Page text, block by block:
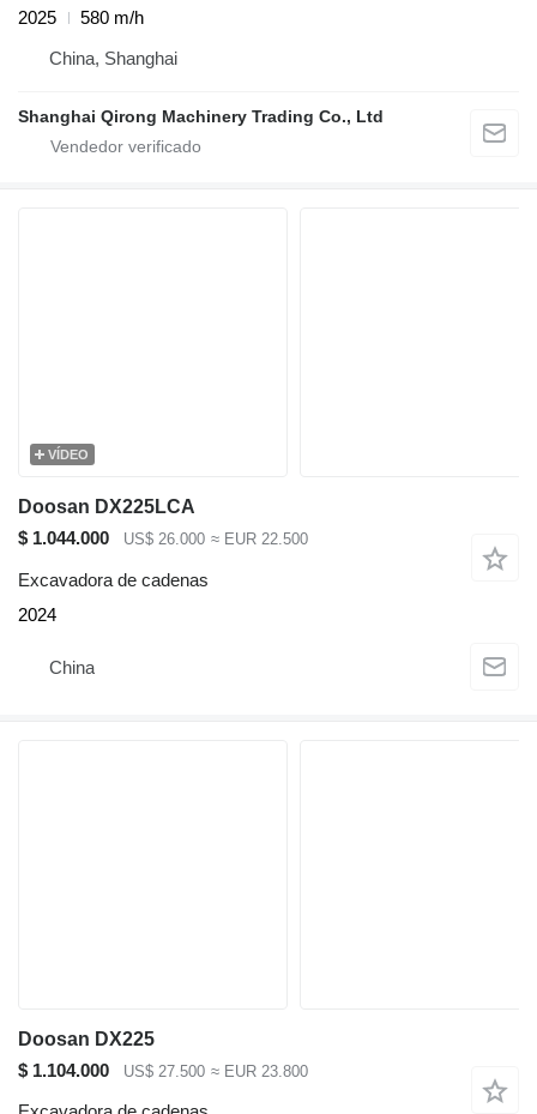
2025
580 m/h
China, Shanghai
Shanghai Qirong Machinery Trading Co., Ltd
VÍDEO
Doosan DX225LCA
$ 1.044.000
US$ 26.000 ≈ EUR 22.500
Excavadora de cadenas
2024
China
Doosan DX225
$ 1.104.000
US$ 27.500 ≈ EUR 23.800